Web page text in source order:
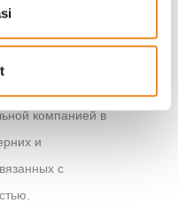
будущего и
и экономичных
компанией в
и
с